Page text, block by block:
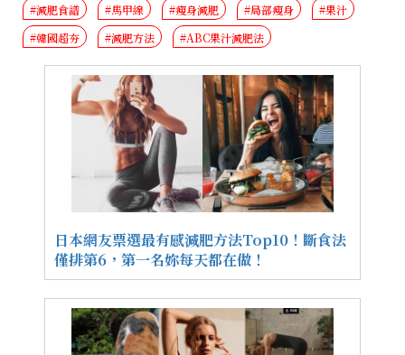
#減肥食譜 #馬甲線 #瘦身減肥 #局部瘦身
#果汁
#韓國超夯
#減肥方法 #ABC果汁減肥法
日本網友票選最有感減肥方法Top10！斷食法
僅排第6，第一名妳每天都在做！